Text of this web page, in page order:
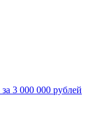
3 000 000 рублей